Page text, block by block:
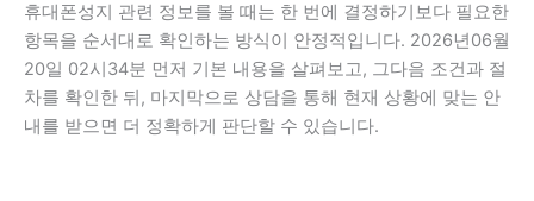
휴대폰성지 관련 정보를 볼 때는 한 번에 결정하기보다 필요한
항목을 순서대로 확인하는 방식이 안정적입니다. 2026년06월
20일 02시34분 먼저 기본 내용을 살펴보고, 그다음 조건과 절
차를 확인한 뒤, 마지막으로 상담을 통해 현재 상황에 맞는 안
내를 받으면 더 정확하게 판단할 수 있습니다.